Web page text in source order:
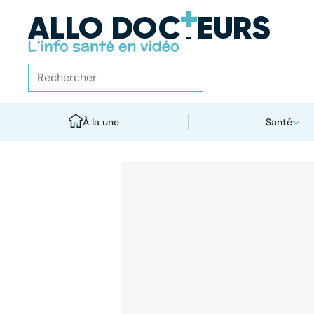
À la une Santé